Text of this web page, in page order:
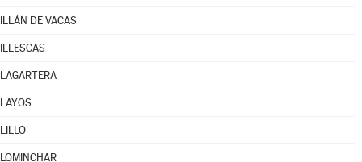
ILLÁN DE VACAS
ILLESCAS
LAGARTERA
LAYOS
LILLO
LOMINCHAR